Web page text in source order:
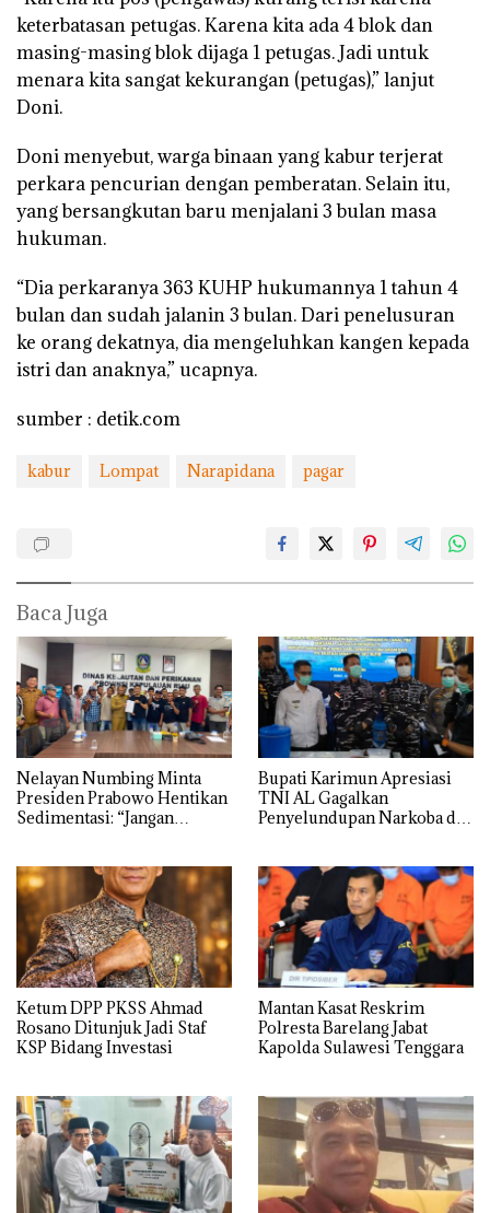
keterbatasan petugas. Karena kita ada 4 blok dan
masing-masing blok dijaga 1 petugas. Jadi untuk
menara kita sangat kekurangan (petugas),” lanjut
Doni.
Doni menyebut, warga binaan yang kabur terjerat
perkara pencurian dengan pemberatan. Selain itu,
yang bersangkutan baru menjalani 3 bulan masa
hukuman.
“Dia perkaranya 363 KUHP hukumannya 1 tahun 4
bulan dan sudah jalanin 3 bulan. Dari penelusuran
ke orang dekatnya, dia mengeluhkan kangen kepada
istri dan anaknya,” ucapnya.
sumber : detik.com
kabur Lompat Narapidana pagar
Baca Juga
Nelayan Numbing Minta
Presiden Prabowo Hentikan
Sedimentasi: “Jangan
Mencari Makan”
Bupati Karimun Apresiasi
TNI AL Gagalkan
Penyelundupan Narkoba di
Ketum DPP PKSS Ahmad
Rosano Ditunjuk Jadi Staf
KSP Bidang Investasi
Mantan Kasat Reskrim
Polresta Barelang Jabat
Kapolda Sulawesi Tenggara